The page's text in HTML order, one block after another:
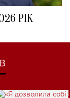
РІК